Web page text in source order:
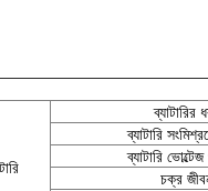
ব্যাটারির
ব্যাটারি
ব্যাটারি ভোল্টেজ
চক্র